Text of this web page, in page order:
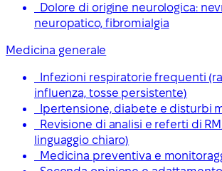
Dolore di origine neurologica:
neuropatico, fibromialgia
Medicina generale
Infezioni respiratorie frequenti
influenza, tosse persistente)
Ipertensione, diabete e disturbi
Revisione di analisi e referti di
linguaggio chiaro)
Medicina preventiva e